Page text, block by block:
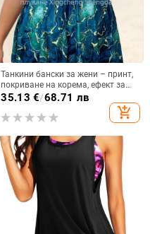
Танкини бански за жени – принт,
покриване на корема, ефект за
стягане, без ръкави, подплата за
бюста, полиестер 82%, тегло 200 г
35.13 €/68.71 лв
add_shopping_cart